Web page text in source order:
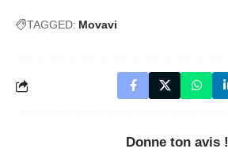
TAGGED: Movavi
Donne ton avis !